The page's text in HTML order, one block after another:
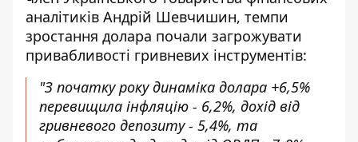
аналітиків Андрій Шевчишин, темпи
зростання долара почали загрожувати
привабливості гривневих інструментів:
"З початку року динаміка долара +6,5%
перевищила інфляцію - 6,2%, дохід від
гривневого депозиту - 5,4%, та